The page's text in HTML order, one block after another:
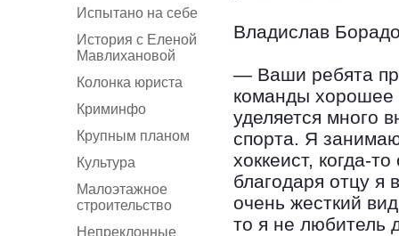
Испытано на себе
История с Еленой
Мавлихановой
Колонка юриста
Криминфо
Крупным планом
Культура
Малоэтажное
строительство
Непреклонные
Владислав
— Ваши ребята
команды хорошее
уделяется много
спорта. Я
хоккеист, когда-
благодаря отцу я
очень жесткий
то я не любитель